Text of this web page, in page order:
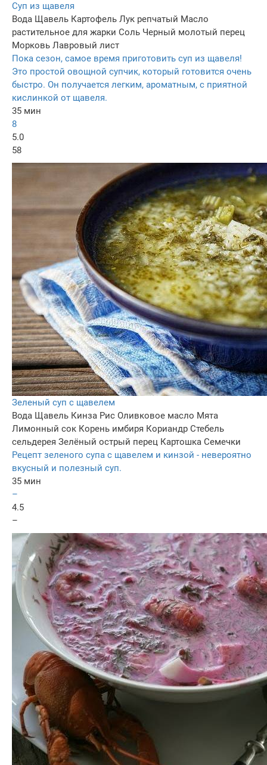
Суп из щавеля
Вода Щавель Картофель Лук репчатый Масло
растительное для жарки Соль Черный молотый перец
Морковь Лавровый лист
Пока сезон, самое время приготовить суп из щавеля!
Это простой овощной супчик, который готовится очень
быстро. Он получается легким, ароматным, с приятной
кислинкой от щавеля.
35 мин
8
5.0
58
Зеленый суп с щавелем
Вода Щавель Кинза Рис Оливковое масло Мята
Лимонный сок Корень имбиря Кориандр Стебель
сельдерея Зелёный острый перец Картошка Семечки
Рецепт зеленого супа с щавелем и кинзой - невероятно
вкусный и полезный суп.
35 мин
–
4.5
–